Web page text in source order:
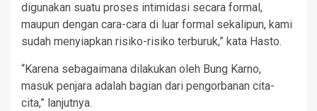
digunakan suatu proses intimidasi secara formal,
maupun dengan cara-cara di luar formal sekalipun, kami
sudah menyiapkan risiko-risiko terburuk,” kata Hasto.
“Karena sebagaimana dilakukan oleh Bung Karno,
masuk penjara adalah bagian dari pengorbanan cita-
cita,” lanjutnya.